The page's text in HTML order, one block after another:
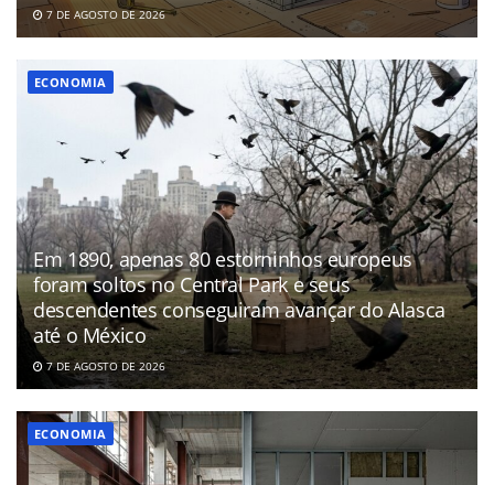
7 DE AGOSTO DE 2026
ECONOMIA
Em 1890, apenas 80 estorninhos europeus
foram soltos no Central Park e seus
descendentes conseguiram avançar do Alasca
até o México
7 DE AGOSTO DE 2026
ECONOMIA